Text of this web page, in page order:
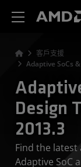
客戶支援
Adaptive SoCs
Design
2013.3
Find the
Adaptive SoC